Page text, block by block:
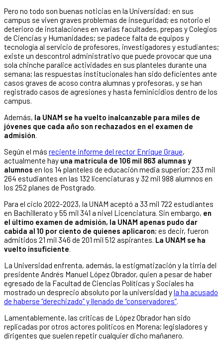
Pero no todo son buenas noticias en la Universidad: en sus
campus se viven graves problemas de inseguridad; es notorio el
deterioro de instalaciones en varias facultades, prepas y Colegios
de Ciencias y Humanidades; se padece falta de equipos y
tecnología al servicio de profesores, investigadores y estudiantes;
existe un descontrol administrativo que puede provocar que una
sola chinche paralice actividades en sus planteles durante una
semana; las respuestas institucionales han sido deficientes ante
casos graves de acoso contra alumnas y profesoras, y se han
registrado casos de agresiones y hasta feminicidios dentro de los
campus.
Además, la UNAM se ha vuelto inalcanzable para miles de
jóvenes que cada año son rechazados en el examen de
admisión.
Según el más reciente informe del rector Enrique Graue,
actualmente hay una matrícula de 106 mil 863 alumnas y
alumnos en los 14 planteles de educación media superior; 233 mil
264 estudiantes en las 132 licenciaturas y 32 mil 988 alumnos en
los 252 planes de Postgrado.
Para el ciclo 2022-2023, la UNAM aceptó a 33 mil 722 estudiantes
en Bachillerato y 55 mil 341 a nivel Licenciatura. Sin embargo, en
el último examen de admisión, la UNAM apenas pudo dar
cabida al 10 por ciento de quienes aplicaron; es decir, fueron
admitidos 21 mil 346 de 201 mil 512 aspirantes. La UNAM se ha
vuelto insuficiente.
La Universidad enfrenta, además, la estigmatización y la tirria del
presidente Andrés Manuel López Obrador, quien a pesar de haber
egresado de la Facultad de Ciencias Políticas y Sociales ha
mostrado un desprecio absoluto por la universidad yla ha acusado
de haberse “derechizado” y llenado de “conservadores”.
Lamentablemente, las críticas de López Obrador han sido
replicadas por otros actores políticos en Morena; legisladores y
dirigentes que suelen repetir cualquier dicho mañanero.